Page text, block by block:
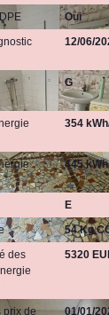
Oui
12/06/
G
354
445
E
54 Kg
des
5320
prix de 01/01/